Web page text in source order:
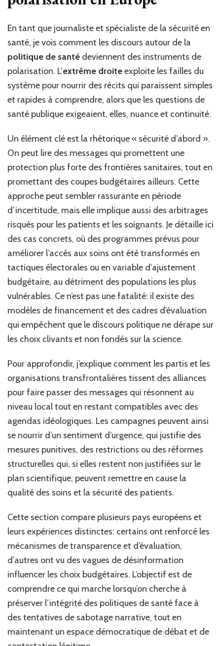
En tant que journaliste et spécialiste de la sécurité en
santé, je vois comment les discours autour de la
politique de santé deviennent des instruments de
polarisation. L’extrême droiteexploite les failles du
système pour nourrir des récits qui paraissent simples
et rapides à comprendre, alors que les questions de
santé publique exigeaient, elles, nuance et continuité.
Un élément clé est la rhétorique « sécurité d’abord ».
On peut lire des messages qui promettent une
protection plus forte des frontières sanitaires, tout en
promettant des coupes budgétaires ailleurs. Cette
approche peut sembler rassurante en période
d’incertitude, mais elle implique aussi des arbitrages
risqués pour les patients et les soignants. Je détaille ici
des cas concrets, où des programmes prévus pour
améliorer l’accès aux soins ont été transformés en
tactiques électorales ou en variable d’ajustement
budgétaire, au détriment des populations les plus
vulnérables. Ce n’est pas une fatalité: il existe des
modèles de financement et des cadres d’évaluation
qui empêchent que le discours politique ne dérape sur
les choix clivants et non fondés sur la science.
Pour approfondir, j’explique comment les partis et les
organisations transfrontalières tissent des alliances
pour faire passer des messages qui résonnent au
niveau local tout en restant compatibles avec des
agendas idéologiques. Les campagnes peuvent ainsi
se nourrir d’un sentiment d’urgence, qui justifie des
mesures punitives, des restrictions ou des réformes
structurelles qui, si elles restent non justifiées sur le
plan scientifique, peuvent remettre en cause la
qualité des soins et la sécurité des patients.
Cette section compare plusieurs pays européens et
leurs expériences distinctes: certains ont renforcé les
mécanismes de transparence et d’évaluation,
d’autres ont vu des vagues de désinformation
influencer les choix budgétaires. L’objectif est de
comprendre ce qui marche lorsqu’on cherche à
préserver l’intégrité des politiques de santé face à
des tentatives de sabotage narrative, tout en
maintenant un espace démocratique de débat et de